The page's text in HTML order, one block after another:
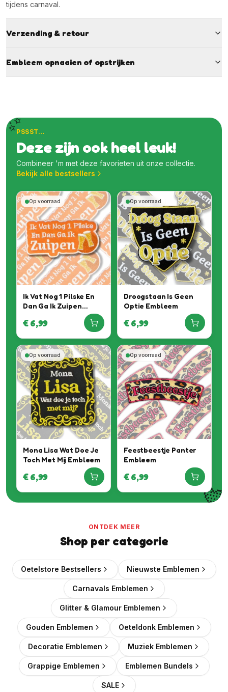
tijdens carnaval.
Verzending & retour
Embleem opnaaien of opstrijken
PSSST…
Deze zijn ook heel leuk!
Combineer 'm met deze favorieten uit onze collectie.
Bekijk alle bestsellers
Op voorraad
Ik Vat Nog 1 Pilske En
Dan Ga Ik Zuipen
€6,99
Op voorraad
Droogstaan Is Geen
Optie Embleem
€6,99
Op voorraad
Mona Lisa Wat Doe Je
Toch Met Mij Embleem
€6,99
Op voorraad
Feestbeestje Panter
Embleem
€6,99
ONTDEK MEER
Shop per categorie
Oetelstore Bestsellers Nieuwste Emblemen
Carnavals Emblemen
Glitter & Glamour Emblemen
Gouden Emblemen Oeteldonk Emblemen
Decoratie Emblemen Muziek Emblemen
Grappige Emblemen Emblemen Bundels
SALE